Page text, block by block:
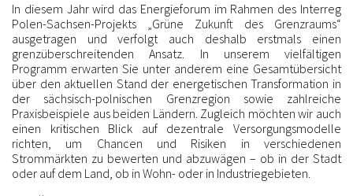
In diesem Jahr wird das Energieforum im Rahmen des Interreg
Polen-Sachsen-Projekts „Grüne Zukunft des Grenzraums“
ausgetragen und verfolgt auch deshalb erstmals einen
grenzüberschreitenden Ansatz. In unserem vielfältigen
Programm erwarten Sie unter anderem eine Gesamtübersicht
über den aktuellen Stand der energetischen Transformation in
der sächsisch-polnischen Grenzregion sowie zahlreiche
Praxisbeispiele aus beiden Ländern. Zugleich möchten wir auch
einen kritischen Blick auf dezentrale Versorgungsmodelle
richten, um Chancen und Risiken in verschiedenen
Strommärkten zu bewerten und abzuwägen – ob in der Stadt
oder auf dem Land, ob in Wohn- oder in Industriegebieten.